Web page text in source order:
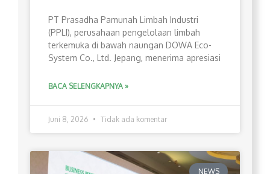
PT Prasadha Pamunah Limbah Industri
(PPLI), perusahaan pengelolaan limbah
terkemuka di bawah naungan DOWA Eco-
System Co., Ltd. Jepang, menerima apresiasi
BACA SELENGKAPNYA »
Juni 8, 2026 Tidak ada komentar
NEWS